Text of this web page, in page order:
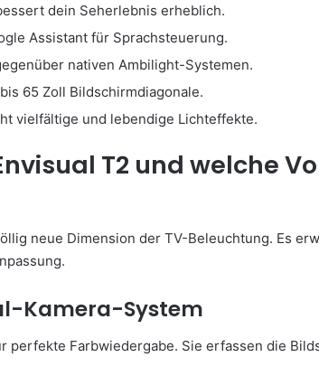
dein Seherlebnis erheblich.
Assistant für Sprachsteuerung.
nativen Ambilight-Systemen.
65 Zoll Bildschirmdiagonale.
vielfältige und lebendige Lichteffekte.
T2 und welche
neue Dimension der TV-Beleuchtung. Es
Kamera-System
perfekte Farbwiedergabe. Sie erfassen die